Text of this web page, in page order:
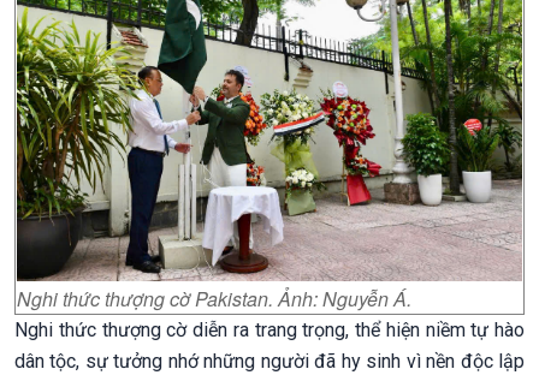
Nghi thức thượng cờ Pakistan. Ảnh: Nguyễn Á.
Nghi thức thượng cờ diễn ra trang trọng, thể hiện niềm tự hào
dân tộc, sự tưởng nhớ những người đã hy sinh vì nền độc lập